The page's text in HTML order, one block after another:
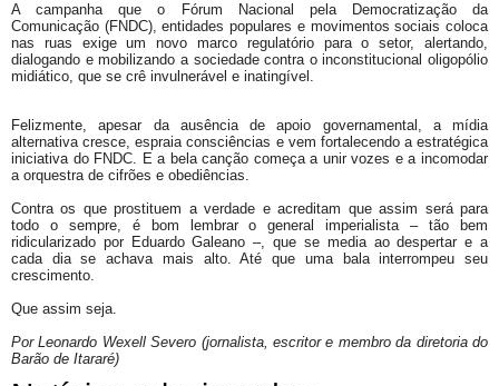
A campanha que o Fórum Nacional pela Democratização da
Comunicação (FNDC), entidades populares e movimentos sociais coloca
nas ruas exige um novo marco regulatório para o setor, alertando,
dialogando e mobilizando a sociedade contra o inconstitucional oligopólio
midiático, que se crê invulnerável e inatingível.
Felizmente, apesar da ausência de apoio governamental, a mídia
alternativa cresce, espraia consciências e vem fortalecendo a estratégica
iniciativa do FNDC. E a bela canção começa a unir vozes e a incomodar
a orquestra de cifrões e obediências.
Contra os que prostituem a verdade e acreditam que assim será para
todo o sempre, é bom lembrar o general imperialista – tão bem
ridicularizado por Eduardo Galeano–, que se media ao despertar e a
cada dia se achava mais alto. Até que uma bala interrompeu seu
crescimento.
Que assim seja.
Por Leonardo Wexell Severo (jornalista, escritor e membro da diretoria do
Barão de Itararé)